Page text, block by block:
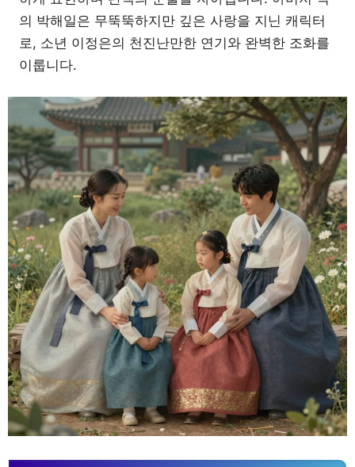
의 박해일은 무뚝뚝하지만 깊은 사랑을 지닌 캐릭터
로, 소년 이정은의 천진난만한 연기와 완벽한 조화를
이룹니다.